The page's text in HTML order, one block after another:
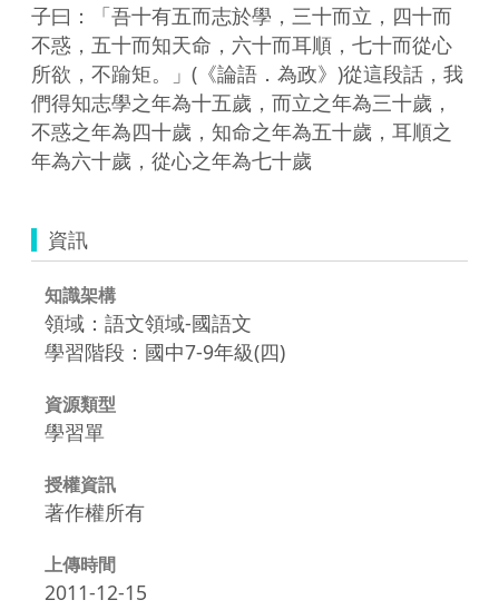
子曰：「吾十有五而志於學，三十而立，四十而
不惑，五十而知天命，六十而耳順，七十而從心
所欲，不踰矩。」(《論語．為政》)從這段話，我
們得知志學之年為十五歲，而立之年為三十歲，
不惑之年為四十歲，知命之年為五十歲，耳順之
年為六十歲，從心之年為七十歲
資訊
知識架構
領域：語文領域-國語文
學習階段：國中7-9年級(四)
資源類型
學習單
授權資訊
著作權所有
上傳時間
2011-12-15